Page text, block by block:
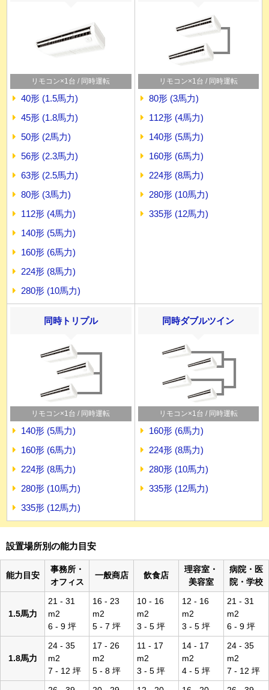
リモコン×1台 / 同時運転
40形 (1.5馬力)
45形 (1.8馬力)
50形 (2馬力)
56形 (2.3馬力)
63形 (2.5馬力)
80形 (3馬力)
112形 (4馬力)
140形 (5馬力)
160形 (6馬力)
224形 (8馬力)
280形 (10馬力)
リモコン×1台 / 同時運転
80形 (3馬力)
112形 (4馬力)
140形 (5馬力)
160形 (6馬力)
224形 (8馬力)
280形 (10馬力)
335形 (12馬力)
同時トリプル
リモコン×1台 / 同時運転
140形 (5馬力)
160形 (6馬力)
224形 (8馬力)
280形 (10馬力)
335形 (12馬力)
同時ダブルツイン
リモコン×1台 / 同時運転
160形 (6馬力)
224形 (8馬力)
280形 (10馬力)
335形 (12馬力)
設置場所別の能力目安
能力目安
事務所・
オフィス
一般商店 飲食店
理容室・
美容室
病院・医
院・学校
1.5馬力
21 - 31
m2
6 - 9 坪
16 - 23
m2
5 - 7 坪
10 - 16
m2
3 - 5 坪
12 - 16
m2
3 - 5 坪
21 - 31
m2
6 - 9 坪
1.8馬力
24 - 35
m2
7 - 12 坪
17 - 26
m2
5 - 8 坪
11 - 17
m2
3 - 5 坪
14 - 17
m2
4 - 5 坪
24 - 35
m2
7 - 12 坪